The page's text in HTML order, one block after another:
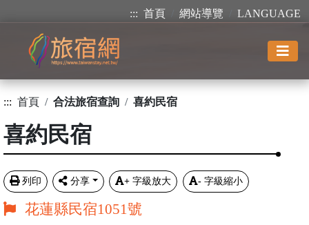
::: 首頁 網站導覽 LANGUAGE
::: 首頁 合法旅宿查詢 喜約民宿
喜約民宿
列印 分享 + 字級放大 - 字級縮小
花蓮縣民宿1051號